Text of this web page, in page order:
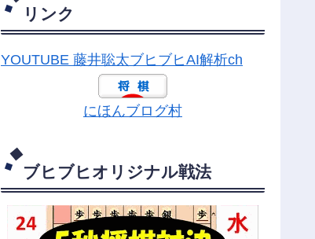
リンク
YOUTUBE 藤井聡太ブヒブヒAI解析ch
にほんブログ村
ブヒブヒオリジナル戦法